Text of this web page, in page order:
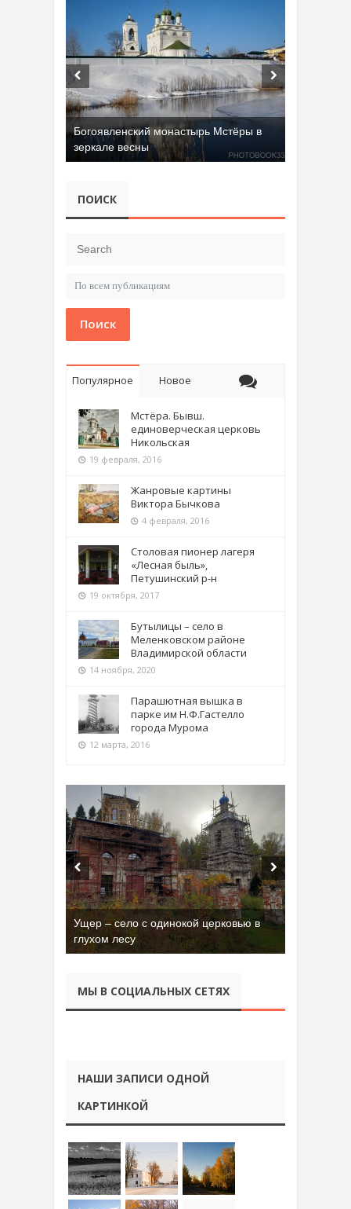
Богоявленский монастырь Мстёры в
зеркале весны
ПОИСК
Поиск
Популярное Новое
Мстёра. Бывш.
единоверческая церковь
Никольская
19 февраля, 2016
Жанровые картины
Виктора Бычкова
4 февраля, 2016
Столовая пионер лагеря
«Лесная быль»,
Петушинский р-н
19 октября, 2017
Бутылицы – село в
Меленковском районе
Владимирской области
14 ноября, 2020
Парашютная вышка в
парке им Н.Ф.Гастелло
города Мурома
12 марта, 2016
Ущер – село с одинокой церковью в
глухом лесу
МЫ В СОЦИАЛЬНЫХ СЕТЯХ
НАШИ ЗАПИСИ ОДНОЙ
КАРТИНКОЙ